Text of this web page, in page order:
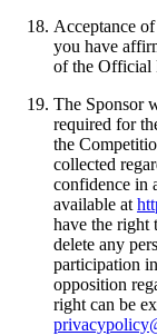
Acceptance
you have
of the Official
The Sponsor
required for
the
collected
confidence in
available at
have the right
delete any
participation
opposition
right can be